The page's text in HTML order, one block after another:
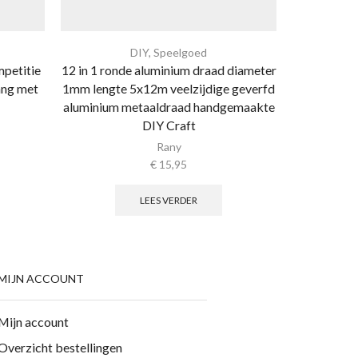
met
DIY, Speelgoed
12 in 1 ronde aluminium draad diameter
1mm lengte 5x12m veelzijdige geverfd
aluminium metaaldraad handgemaakte
DIY Craft
Rany
€ 15,95
LEES VERDER
ACCOUNT
account
bestellingen